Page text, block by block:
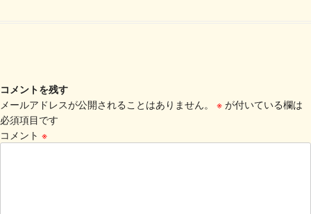
コメントを残す
メールアドレスが公開されることはありません。
※ が付いている欄は
必須項目です
コメント ※